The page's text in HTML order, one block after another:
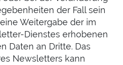
der Fall sein
Weitergabe der im
Dienstes erhobenen
Daten an Dritte. Das
Newsletters kann